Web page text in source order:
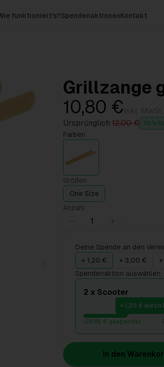
funktioniert's?SpendenaktionenKontakt
Grillzange
10,80 €
Ursprünglich 12,00 € 10 %
Farben
Größen
One Size
Anzahl
Deine Spende an den
+ 1,20 €
+ 3,00 €
Spendenaktion auswählen
2 x Scooter
+ 1,20 € durch
128,85 € gespendet
In den